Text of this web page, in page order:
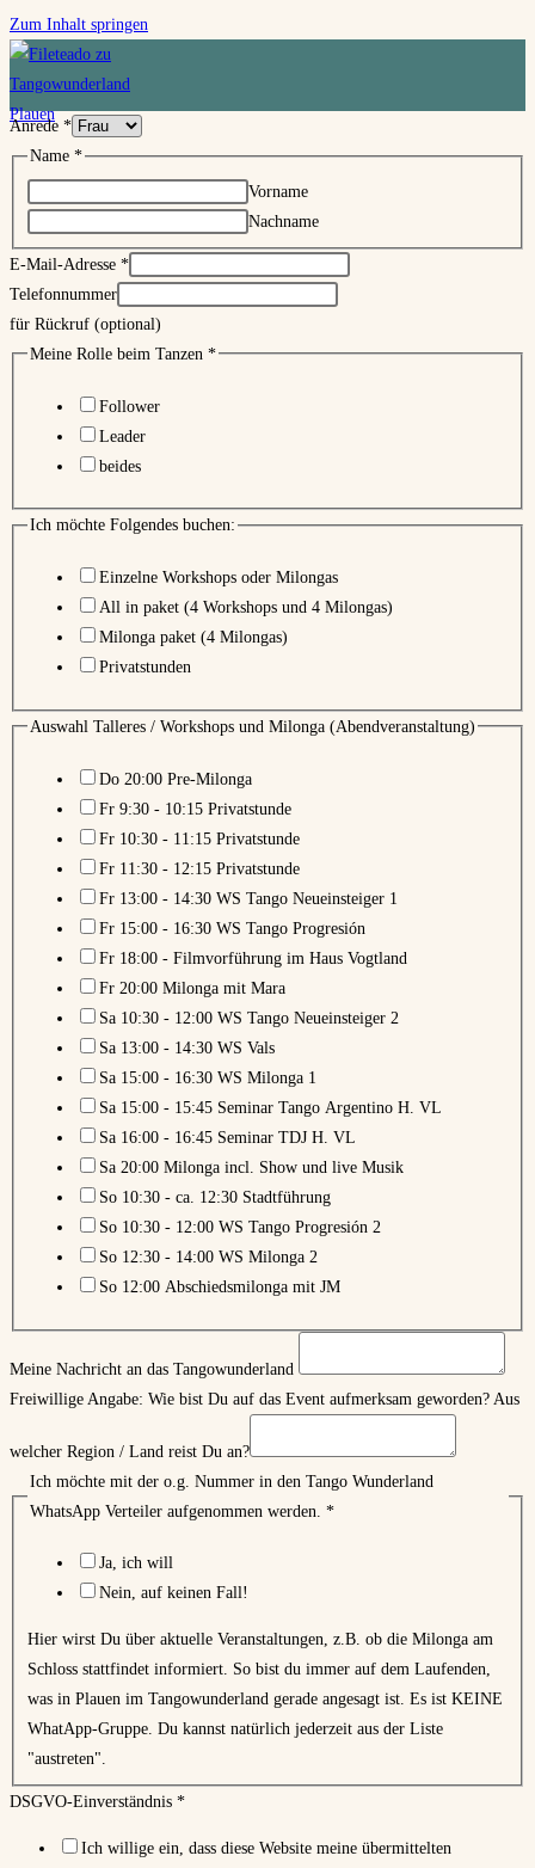
Zum Inhalt springen
Anrede *
Name *
Vorname
Nachname
E-Mail-Adresse *
Telefonnummer
für Rückruf (optional)
Meine Rolle beim Tanzen *
Follower
Leader
beides
Ich möchte Folgendes buchen:
Einzelne Workshops oder Milongas
All in paket (4 Workshops und 4 Milongas)
Milonga paket (4 Milongas)
Privatstunden
Tangowunderland
Auswahl Talleres / Workshops und Milonga (Abendveranstaltung)
Do 20:00 Pre-Milonga
Fr 9:30 - 10:15 Privatstunde
Fr 10:30 - 11:15 Privatstunde
Fr 11:30 - 12:15 Privatstunde
Fr 13:00 - 14:30 WS Tango Neueinsteiger 1
Fr 15:00 - 16:30 WS Tango Progresión
Fr 18:00 - Filmvorführung im Haus Vogtland
Fr 20:00 Milonga mit Mara
Sa 10:30 - 12:00 WS Tango Neueinsteiger 2
Sa 13:00 - 14:30 WS Vals
Sa 15:00 - 16:30 WS Milonga 1
Sa 15:00 - 15:45 Seminar Tango Argentino H. VL
Sa 16:00 - 16:45 Seminar TDJ H. VL
Sa 20:00 Milonga incl. Show und live Musik
So 10:30 - ca. 12:30 Stadtführung
So 10:30 - 12:00 WS Tango Progresión 2
So 12:30 - 14:00 WS Milonga 2
So 12:00 Abschiedsmilonga mit JM
Meine Nachricht an das Tangowunderland
Freiwillige Angabe: Wie bist Du auf das Event aufmerksam geworden? Aus
welcher Region / Land reist Du an?
Ich möchte mit der o.g. Nummer in den Tango Wunderland
WhatsApp Verteiler aufgenommen werden. *
Ja, ich will
Nein, auf keinen Fall!
Hier wirst Du über aktuelle Veranstaltungen, z.B. ob die Milonga am
Schloss stattfindet informiert. So bist du immer auf dem Laufenden,
was in Plauen im Tangowunderland gerade angesagt ist. Es ist KEINE
WhatApp-Gruppe. Du kannst natürlich jederzeit aus der Liste
"austreten".
DSGVO-Einverständnis *
Ich willige ein, dass diese Website meine übermittelten